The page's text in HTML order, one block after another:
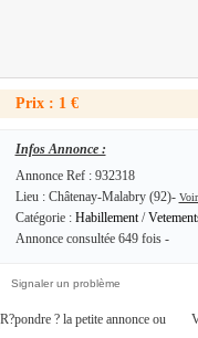
Prix : 1 €
Infos Annonce :
Annonce Ref : 932318
Lieu : Châtenay-Malabry (92)-
Catégorie : Habillement/
Annonce consultée 649 fois -
Signaler un problème
ou